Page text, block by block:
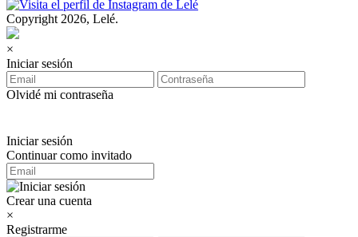
Copyright 2026, Lelé.
×
Iniciar sesión
Olvidé mi contraseña
Iniciar sesión
Continuar como invitado
Crear una cuenta
×
Registrarme